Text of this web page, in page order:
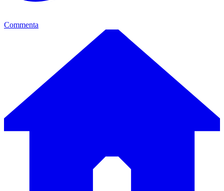
Commenta